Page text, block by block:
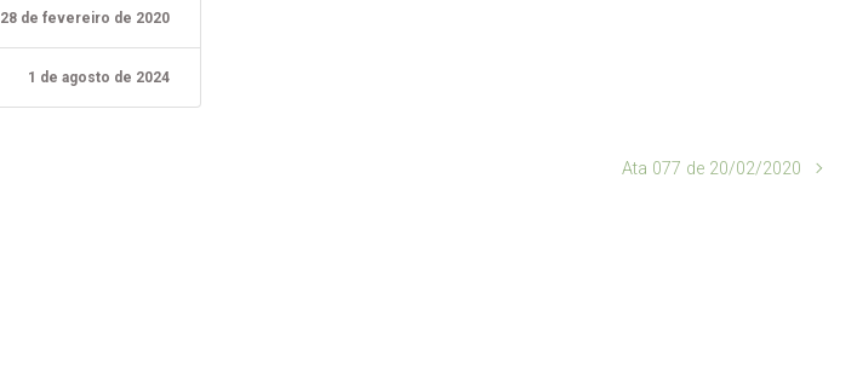
28 de fevereiro de 2020
1 de agosto de 2024
Ata 077 de 20/02/2020